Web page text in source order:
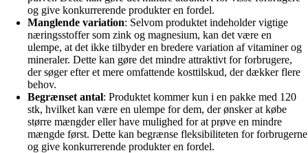
og give konkurrerende produkter en fordel.
Manglende variation: Selvom produktet indeholder vigtige
næringsstoffer som zink og magnesium, kan det være en
ulempe, at det ikke tilbyder en bredere variation af vitaminer og
mineraler. Dette kan gøre det mindre attraktivt for forbrugere,
der søger efter et mere omfattende kosttilskud, der dækker flere
behov.
Begrænset antal: Produktet kommer kun i en pakke med 120
stk, hvilket kan være en ulempe for dem, der ønsker at købe
større mængder eller have mulighed for at prøve en mindre
mængde først. Dette kan begrænse fleksibiliteten for forbrugerne
og give konkurrerende produkter en fordel.